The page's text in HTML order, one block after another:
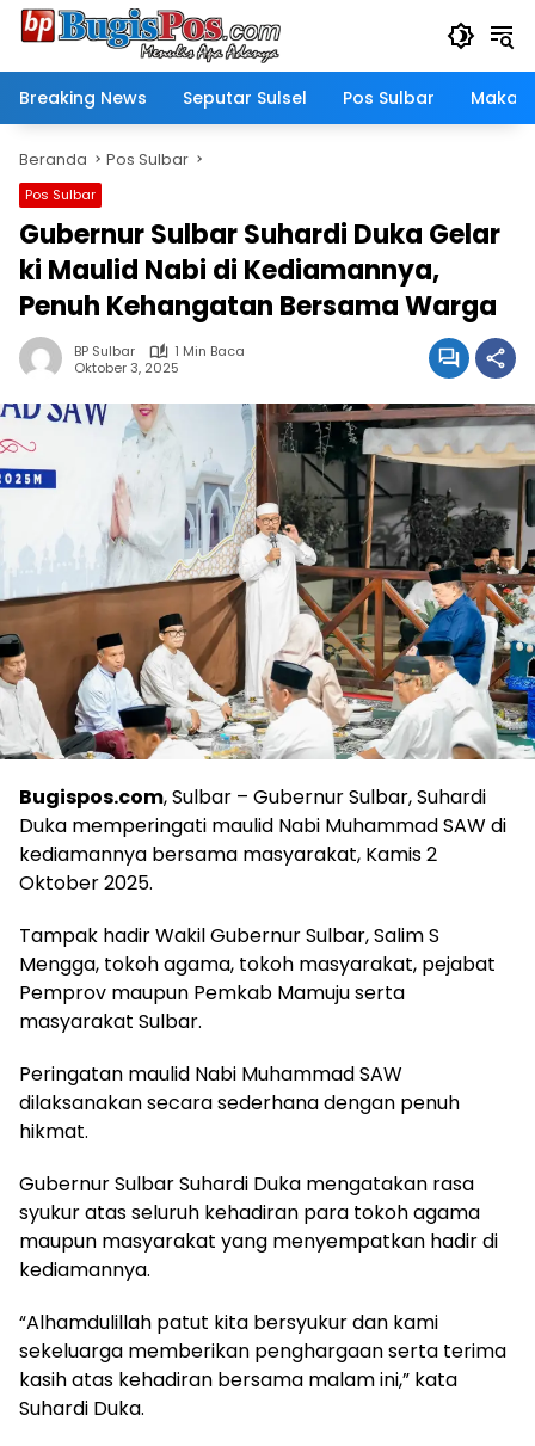
Langsung
Breaking News
Seputar Sulsel Pos Sulbar
Beranda Pos Sulbar
Pos Sulbar
Gubernur Sulbar Suhardi Duka Gelar
ki Maulid Nabi di Kediamannya,
Penuh Kehangatan Bersama Warga
BP Sulbar
1 Min Baca
Oktober 3, 2025
Bugispos.com, Sulbar – Gubernur Sulbar, Suhardi
Duka memperingati maulid Nabi Muhammad SAW di
kediamannya bersama masyarakat, Kamis 2
Oktober 2025.
Tampak hadir Wakil Gubernur Sulbar, Salim S
Mengga, tokoh agama, tokoh masyarakat, pejabat
Pemprov maupun Pemkab Mamuju serta
masyarakat Sulbar.
Peringatan maulid Nabi Muhammad SAW
dilaksanakan secara sederhana dengan penuh
hikmat.
Gubernur Sulbar Suhardi Duka mengatakan rasa
syukur atas seluruh kehadiran para tokoh agama
maupun masyarakat yang menyempatkan hadir di
kediamannya.
“Alhamdulillah patut kita bersyukur dan kami
sekeluarga memberikan penghargaan serta terima
kasih atas kehadiran bersama malam ini,” kata
Suhardi Duka.